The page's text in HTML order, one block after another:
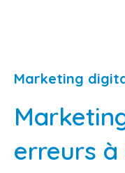
Marketing
erreurs